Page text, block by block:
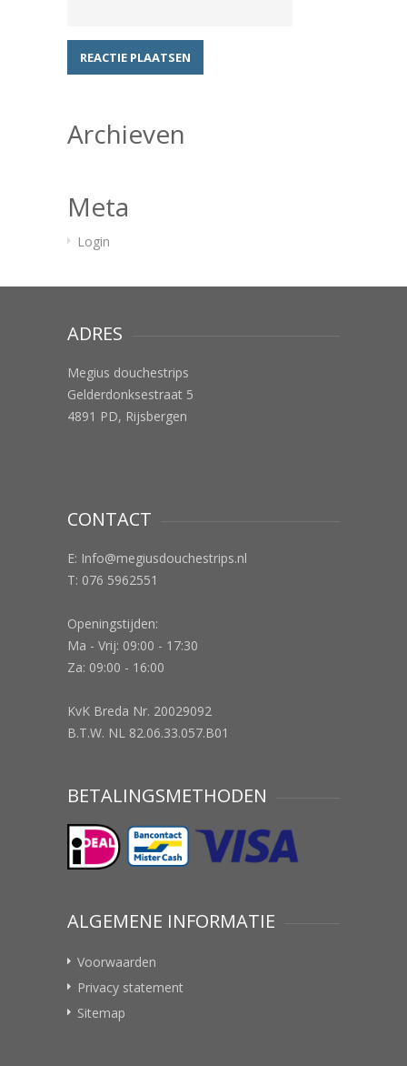
Archieven
Meta
Login
ADRES
Megius douchestrips
Gelderdonksestraat 5
4891 PD, Rijsbergen
CONTACT
E: Info@megiusdouchestrips.nl
T: 076 5962551
Openingstijden:
Ma - Vrij: 09:00 - 17:30
Za: 09:00 - 16:00
KvK Breda Nr. 20029092
B.T.W. NL 82.06.33.057.B01
BETALINGSMETHODEN
ALGEMENE INFORMATIE
Voorwaarden
Privacy statement
Sitemap